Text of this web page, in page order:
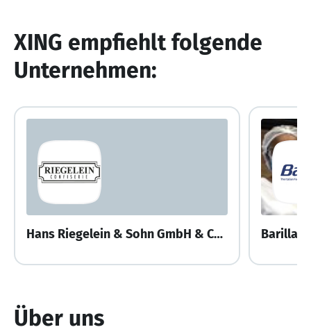
XING empfiehlt folgende
Unternehmen:
Hans Riegelein & Sohn GmbH & Co.KG Barilla
Über uns